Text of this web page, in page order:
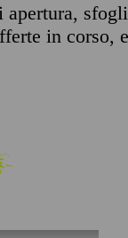
apertura,
in corso,